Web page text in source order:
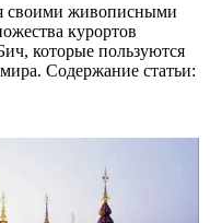
своими живописными
курортов
которые пользуются
Содержание статьи: